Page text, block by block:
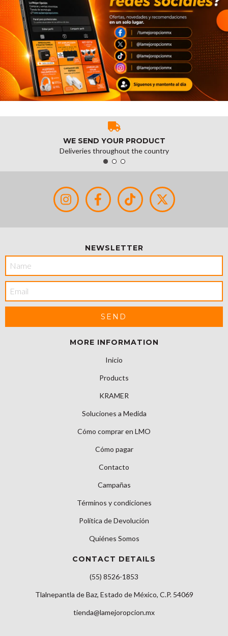
WE SEND YOUR PRODUCT
Deliveries throughout the country
NEWSLETTER
MORE INFORMATION
Inicio
Products
KRAMER
Soluciones a Medida
Cómo comprar en LMO
Cómo pagar
Contacto
Campañas
Términos y condiciones
Política de Devolución
Quiénes Somos
CONTACT DETAILS
(55) 8526-1853
Tlalnepantla de Baz, Estado de México, C.P. 54069
tienda@lamejoropcion.mx